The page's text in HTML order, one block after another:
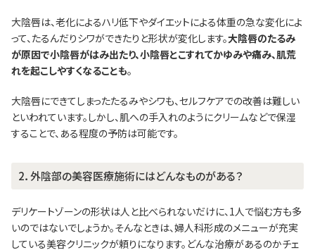
大陰唇は、老化によるハリ低下やダイエットによる体重の急な変化によ
って、たるんだりシワができたりと形状が変化します。大陰唇のたるみ
が原因で小陰唇がはみ出たり、小陰唇とこすれてかゆみや痛み、肌荒
れを起こしやすくなることも。
大陰唇にできてしまったたるみやシワも、セルフケアでの改善は難しい
といわれています。しかし、肌への手入れのようにクリームなどで保湿
することで、ある程度の予防は可能です。
2．外陰部の美容医療施術にはどんなものがある？
デリケートゾーンの形状は人と比べられないだけに、1人で悩む方も多
いのではないでしょうか。そんなときは、婦人科形成のメニューが充実
している美容クリニックが頼りになります。どんな治療があるのかチェ